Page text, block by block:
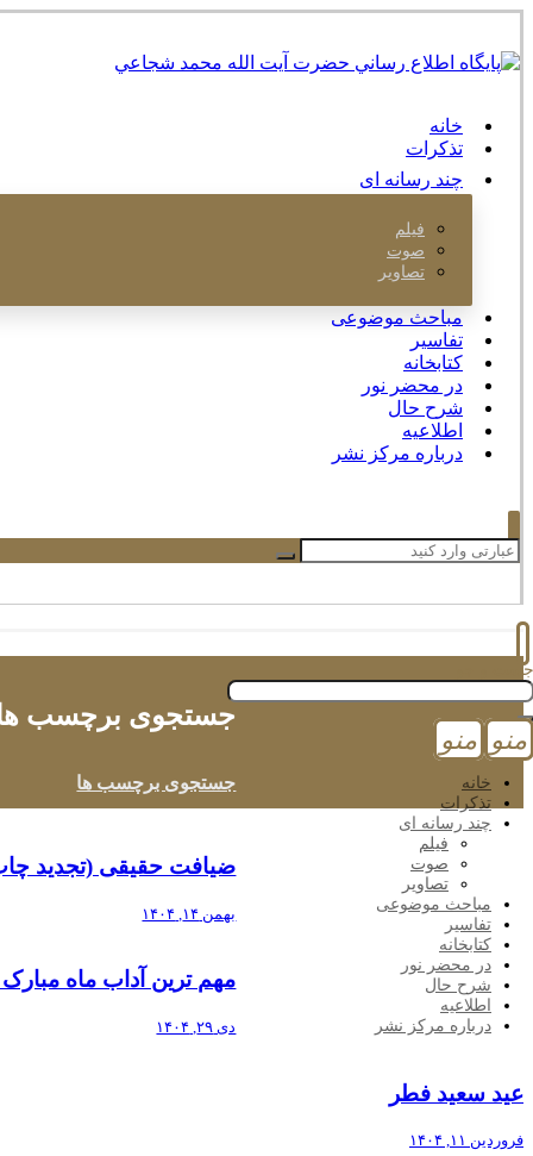
خانه
تذکرات
چند رسانه ای
فیلم
صوت
تصاویر
مباحث موضوعی
تفاسیر
کتابخانه
در محضر نور
شرح حال
اطلاعیه
درباره مرکز نشر
جستجوی برچسب
جستجوی برچسب ها
ضیافت حقیقی (تجدید
بهمن ۱۴, ۱۴۰۴
مهم ترین آداب ماه
دی ۲۹, ۱۴۰۴
عید سعید فطر
فروردین ۱۱, ۱۴۰۴